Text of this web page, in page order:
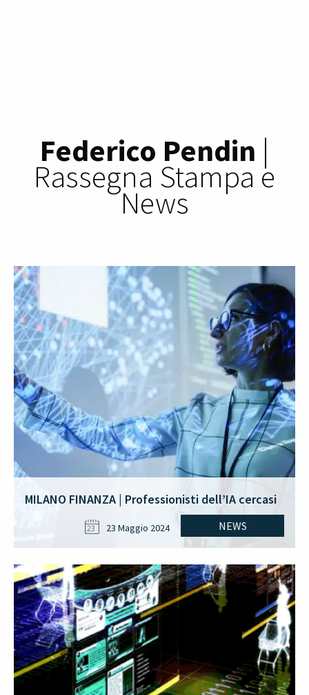
Federico Pendin |
Rassegna Stampa e
News
MILANO FINANZA | Professionisti dell’IA cercasi
NEWS
23 23 Maggio 2024